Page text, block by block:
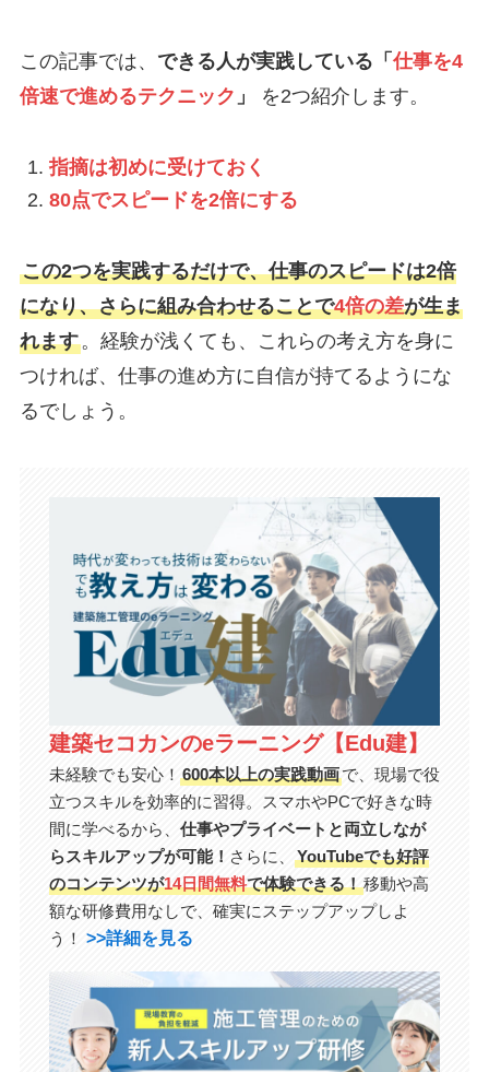
この記事では、 できる人が実践している「 仕事を4
倍速で進めるテクニック 」 を2つ紹介します。
指摘は初めに受けておく
80点でスピードを2倍にする
この2つを実践するだけで、仕事のスピードは2倍
になり、さらに組み合わせることで4倍の差が生ま
れます。経験が浅くても、これらの考え方を身に
つければ、仕事の進め方に自信が持てるようにな
るでしょう。
建築セコカンのeラーニング【Edu建】
未経験でも安心！ 600本以上の実践動画で、現場で役
立つスキルを効率的に習得。スマホやPCで好きな時
間に学べるから、仕事やプライベートと両立しなが
らスキルアップが可能！ さらに、
YouTubeでも好評
のコンテンツが14日間無料で体験できる！移動や高
額な研修費用なしで、確実にステップアップしよ
う！
>>詳細を見る